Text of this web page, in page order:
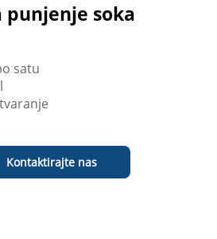
punjenje soka
satu
Kontaktirajte nas